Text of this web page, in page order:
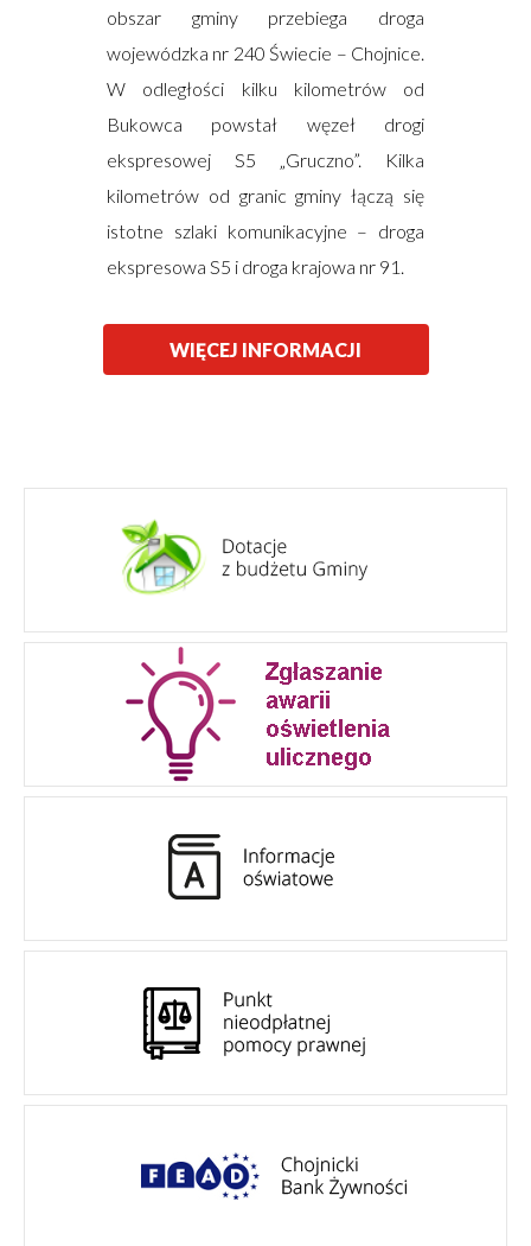
obszar gminy przebiega droga
wojewódzka nr 240 Świecie – Chojnice.
W odległości kilku kilometrów od
Bukowca powstał węzeł drogi
ekspresowej S5 „Gruczno”. Kilka
kilometrów od granic gminy łączą się
istotne szlaki komunikacyjne – droga
ekspresowa S5 i droga krajowa nr 91.
WIĘCEJ INFORMACJI